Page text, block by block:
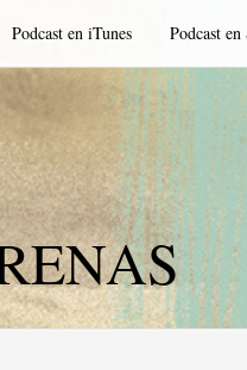
Podcast en iTunes Podcast